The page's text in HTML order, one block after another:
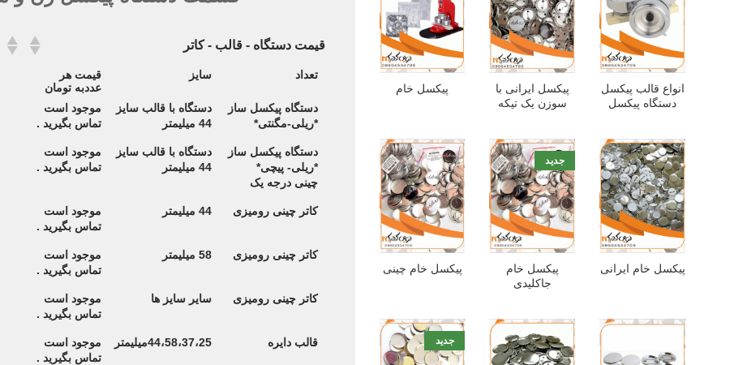
قیمت دستگاه - قالب - کاتر
قیمت دستگاه - قالب - کاتر
تعداد سایز
قیمت هر
عددبه تومان
دستگاه پیکسل ساز
*ریلی-مگنتی*
دستگاه با قالب سایز
44 میلیمتر
موجود است
تماس بگیرید .
دستگاه پیکسل ساز
*ریلی- پیچی*
چینی درجه یک
دستگاه با قالب سایز
44 میلیمتر
موجود است
تماس بگیرید .
کاتر چینی رومیزی 44 میلیمتر
موجود است
تماس بگیرید .
کاتر چینی رومیزی 58 میلیمتر
موجود است
تماس بگیرید .
کاتر چینی رومیزی سایر سایز ها
موجود است
تماس بگیرید .
قالب دایره 44،58،37،25میلیمتر
موجود است
تماس بگیرید .
انواع قالب پیکسل
دستگاه پیکسل
پیکسل ایرانی با
سوزن یک تیکه
پیکسل خام
پیکسل خام ایرانی
جدید
پیکسل خام
جاکلیدی
پیکسل خام چینی
جدید